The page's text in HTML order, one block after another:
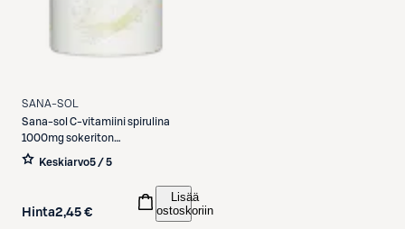
SANA-SOL
Sana-sol C-vitamiini spirulina
1000mg sokeriton
mangonmakuinen C-
vitamiiniporetabletti 20
Keskiarvo5 / 5
Hinta2,45 €
Lisää
ostoskoriin